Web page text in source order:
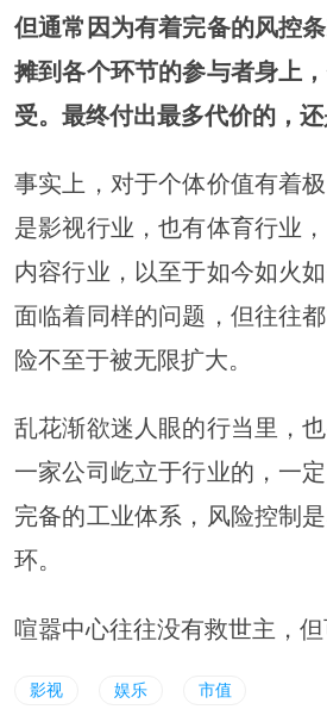
但通常因为有着完备的风控
摊到各个环节的参与者身上
受。最终付出最多代价的，还
事实上，对于个体价值有着
是影视行业，也有体育行业
内容行业，以至于如今如火
面临着同样的问题，但往往
险不至于被无限扩大。
乱花渐欲迷人眼的行当里，
一家公司屹立于行业的，一
完备的工业体系，风险控制
环。
喧嚣中心往往没有救世主，但
影视 娱乐 市值